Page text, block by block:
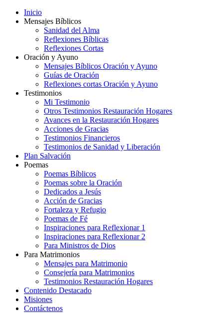
Inicio
Mensajes Bíblicos
Sanidad del Alma
Reflexiones Bíblicas
Reflexiones Cortas
Oración y Ayuno
Mensajes Bíblicos Oración y Ayuno
Guías de Oración
Reflexiones cortas Oración y Ayuno
Testimonios
Mi Testimonio
Otros Testimonios Restauración Hogares
Avances en la Restauración Hogares
Acciones de Gracias
Testimonios Financieros
Testimonios de Sanidad y Liberación
Plan Salvación
Poemas
Poemas Bíblicos
Poemas sobre la Oración
Dedicados a Jesús
Acción de Gracias
Fortaleza y Refugio
Poemas de Fé
Inspiraciones para Reflexionar 1
Inspiraciones para Reflexionar 2
Para Ministros de Dios
Para Matrimonios
Mensajes para Matrimonio
Consejería para Matrimonios
Testimonios Restauración Hogares
Contenido Destacado
Misiones
Contáctenos